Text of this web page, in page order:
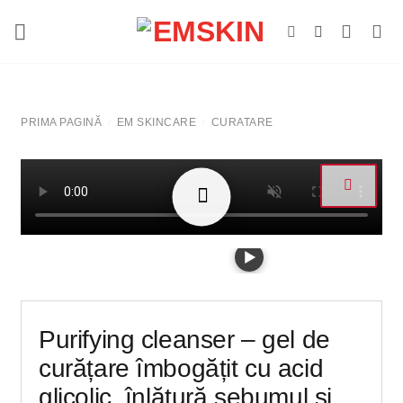
PRIMA PAGINĂ EM SKINCARE CURATARE
Purifying cleanser – gel de
curățare îmbogățit cu acid
glicolic, înlătură sebumul și